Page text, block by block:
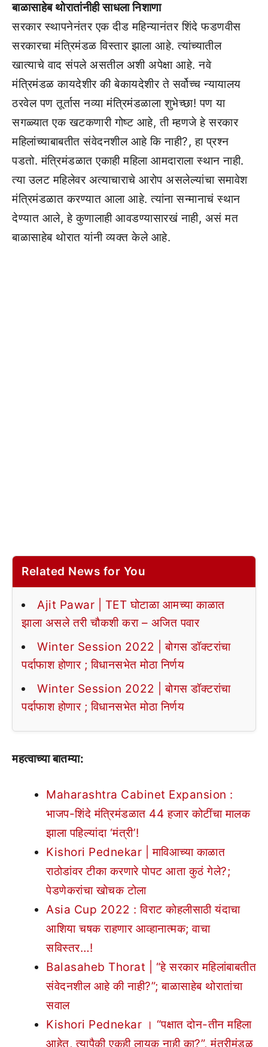
बाळासाहेब थोरातांनीही साधला निशाणा
सरकार स्थापनेनंतर एक दीड महिन्यानंतर शिंदे फडणवीस
सरकारचा मंत्रिमंडळ विस्तार झाला आहे. त्यांच्यातील
खात्याचे वाद संपले असतील अशी अपेक्षा आहे. नवे
मंत्रिमंडळ कायदेशीर की बेकायदेशीर ते सर्वोच्च न्यायालय
ठरवेल पण तूर्तास नव्या मंत्रिमंडळाला शुभेच्छा! पण या
सगळ्यात एक खटकणारी गोष्ट आहे, ती म्हणजे हे सरकार
महिलांच्याबाबतीत संवेदनशील आहे कि नाही?, हा प्रश्न
पडतो. मंत्रिमंडळात एकाही महिला आमदाराला स्थान नाही.
त्या उलट महिलेवर अत्याचाराचे आरोप असलेल्यांचा समावेश
मंत्रिमंडळात करण्यात आला आहे. त्यांना सन्मानाचं स्थान
देण्यात आले, हे कुणालाही आवडण्यासारखं नाही, असं मत
बाळासाहेब थोरात यांनी व्यक्त केले आहे.
Related News for You
Ajit Pawar | TET घोटाळा आमच्या काळात
झाला असले तरी चौकशी करा – अजित पवार
Winter Session 2022 | बोगस डॉक्टरांचा
पर्दाफाश होणार ; विधानसभेत मोठा निर्णय
Winter Session 2022 | बोगस डॉक्टरांचा
पर्दाफाश होणार ; विधानसभेत मोठा निर्णय
महत्वाच्या बातम्या:
Maharashtra Cabinet Expansion :
भाजप-शिंदे मंत्रिमंडळात 44 हजार कोटींचा मालक
झाला पहिल्यांदा ‘मंत्री’!
Kishori Pednekar | माविआच्या काळात
राठोडांवर टीका करणारे पोपट आता कुठं गेले?;
पेडणेकरांचा खोचक टोला
Asia Cup 2022 : विराट कोहलीसाठी यंदाचा
आशिया चषक राहणार आव्हानात्मक; वाचा
सविस्तर…!
Balasaheb Thorat | “हे सरकार महिलांबाबतीत
संवेदनशील आहे की नाही?”; बाळासाहेब थोरातांचा
सवाल
Kishori Pednekar । “पक्षात दोन-तीन महिला
आहेत, त्यापैकी एकही लायक नाही का?”, मंत्रीमंडळ